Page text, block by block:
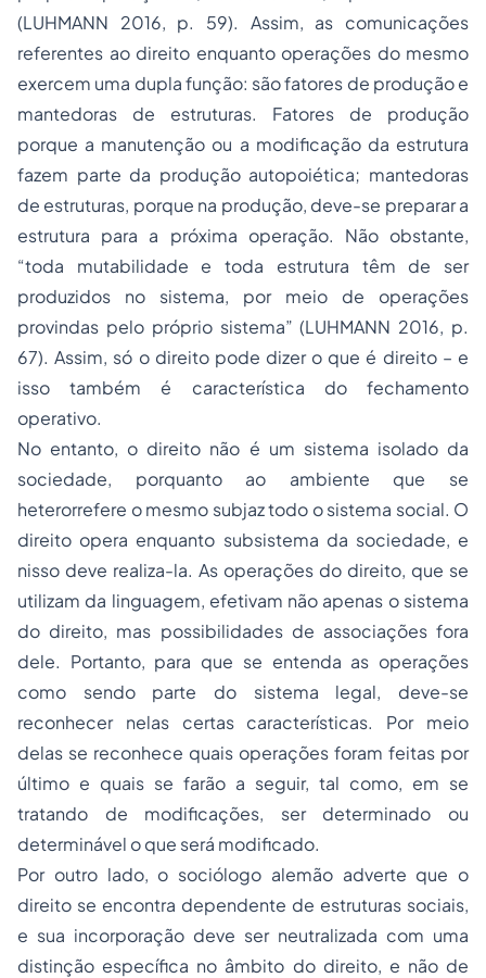
(LUHMANN 2016, p. 59). Assim, as comunicações
referentes ao direito enquanto operações do mesmo
exercem uma dupla função: são fatores de produção e
mantedoras de estruturas. Fatores de produção
porque a manutenção ou a modificação da estrutura
fazem parte da produção autopoiética; mantedoras
de estruturas, porque na produção, deve-se preparar a
estrutura para a próxima operação. Não obstante,
“toda mutabilidade e toda estrutura têm de ser
produzidos no sistema, por meio de operações
provindas pelo próprio sistema” (LUHMANN 2016, p.
67). Assim, só o direito pode dizer o que é direito – e
isso também é característica do fechamento
operativo.
No entanto, o direito não é um sistema isolado da
sociedade, porquanto ao ambiente que se
heterorrefere o mesmo subjaz todo o sistema social. O
direito opera enquanto subsistema da sociedade, e
nisso deve realiza-la. As operações do direito, que se
utilizam da linguagem, efetivam não apenas o sistema
do direito, mas possibilidades de associações fora
dele. Portanto, para que se entenda as operações
como sendo parte do sistema legal, deve-se
reconhecer nelas certas características. Por meio
delas se reconhece quais operações foram feitas por
último e quais se farão a seguir, tal como, em se
tratando de modificações, ser determinado ou
determinável o que será modificado.
Por outro lado, o sociólogo alemão adverte que o
direito se encontra dependente de estruturas sociais,
e sua incorporação deve ser neutralizada com uma
distinção específica no âmbito do direito, e não de